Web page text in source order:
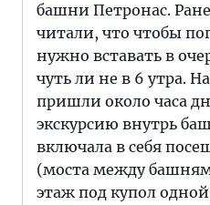
башни Петронас.
читали, что чтобы
нужно вставать в
чуть ли не в 6 утра.
пришли около часа
экскурсию внутрь
включала в себя
(моста между
этаж под купол